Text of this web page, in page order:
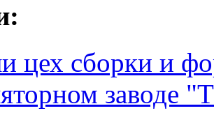
цех сборки и
заводе